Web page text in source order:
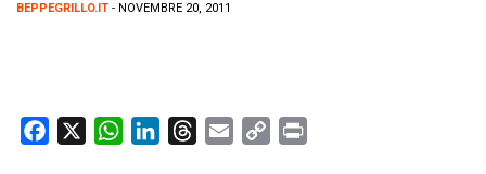
BEPPEGRILLO.IT - NOVEMBRE 20, 2011
W